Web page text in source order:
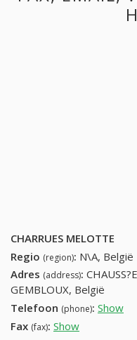
CHARRUES MELOTTE
Regio (region): N\A, België
Adres (address):
GEMBLOUX, België
Telefoon (phone): Show
Fax (fax): Show